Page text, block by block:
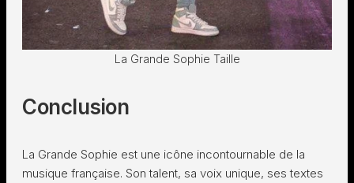
La Grande Sophie Taille
Conclusion
La Grande Sophie est une icône incontournable de la
musique française. Son talent, sa voix unique, ses textes